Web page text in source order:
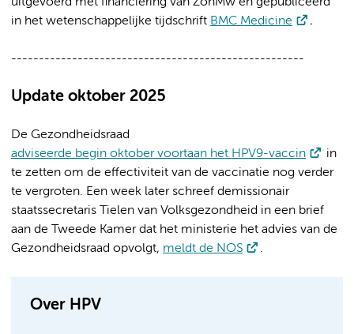
in het wetenschappelijke tijdschrift BMC Medicine .
-----------------------------------------------------
Update oktober 2025
De Gezondheidsraad
adviseerde begin oktober voortaan het HPV9-vaccin
in
te zetten om de effectiviteit van de vaccinatie nog verder
te vergroten. Een week later schreef demissionair
staatssecretaris Tielen van Volksgezondheid in een brief
aan de Tweede Kamer dat het ministerie het advies van de
Gezondheidsraad opvolgt, meldt de NOS .
Over HPV